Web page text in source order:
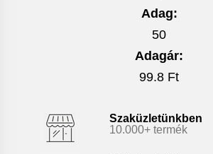
Adag:
50
Adagár:
99.8 Ft
Szaküzletünkben
10.000+ termék